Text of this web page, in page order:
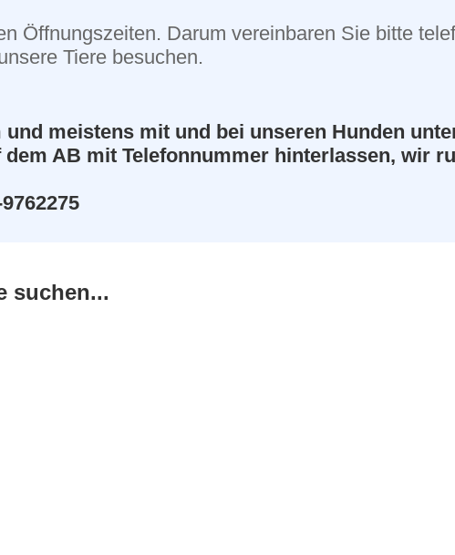
Öffnungszeiten. Darum vereinbaren Sie bitte
Tiere besuchen.
und meistens mit und bei unseren Hunden
AB mit Telefonnummer hinterlassen, wir
suchen...
unser erster Weg mit dem kleinen Mann. Er bekam alle
Ferner gab die Familie ihm zu wenig Sicherheit. Denn er